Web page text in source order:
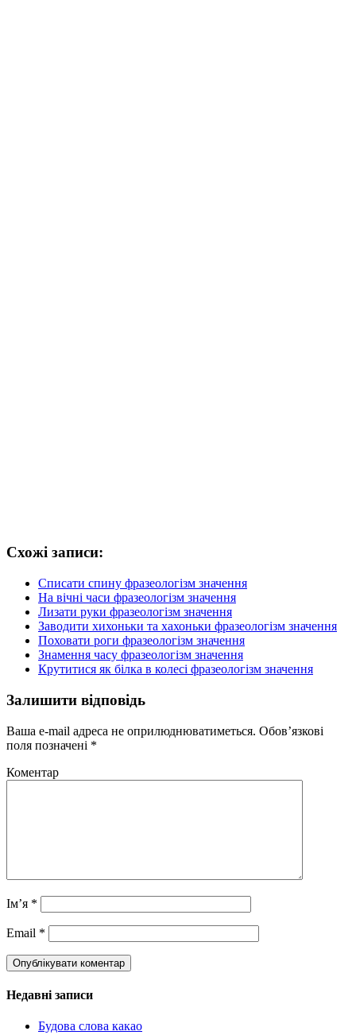
Схожі записи:
Списати спину фразеологізм значення
На вічні часи фразеологізм значення
Лизати руки фразеологізм значення
Заводити хихоньки та хахоньки фразеологізм значення
Поховати роги фразеологізм значення
Знамення часу фразеологізм значення
Крутитися як білка в колесі фразеологізм значення
Залишити відповідь
Ваша e-mail адреса не оприлюднюватиметься. Обов’язкові
поля позначені *
Коментар
Ім’я *
Email *
Недавні записи
Будова слова какао